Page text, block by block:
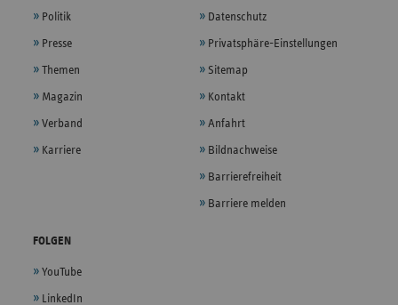
Politik
Presse
Themen
Magazin
Verband
Karriere
Datenschutz
Privatsphäre-Einstellungen
Sitemap
Kontakt
Anfahrt
Bildnachweise
Barrierefreiheit
Barriere melden
FOLGEN
YouTube
LinkedIn